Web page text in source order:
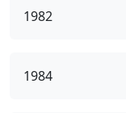
1982
1984